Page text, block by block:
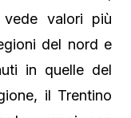
valori più
del nord e
in quelle del
il Trentino